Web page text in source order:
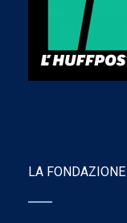
LA FONDAZIONE